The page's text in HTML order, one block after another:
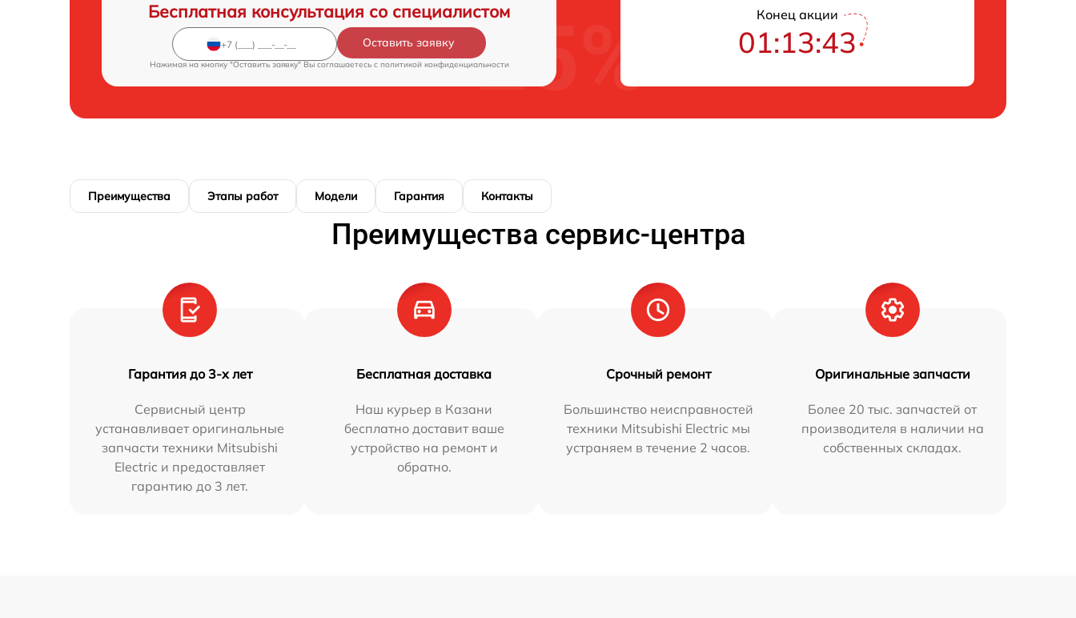
Бесплатная консультация со специалистом
Оставить заявку
Нажимая на кнопку "Оставить заявку" Вы соглашаетесь c политикой конфиденциальности
Конец акции
01:13:42
Преимущества Этапы работ Модели Гарантия Контакты
Преимущества сервис-центра
Гарантия до 3-х лет
Сервисный центр
устанавливает оригинальные
запчасти техники Mitsubishi
Electric и предоставляет
гарантию до 3 лет.
Бесплатная доставка
Наш курьер в Казани
бесплатно доставит ваше
устройство на ремонт и
обратно.
Срочный ремонт
Большинство неисправностей
техники Mitsubishi Electric мы
устраняем в течение 2 часов.
Оригинальные запчасти
Более 20 тыс. запчастей от
производителя в наличии на
собственных складах.